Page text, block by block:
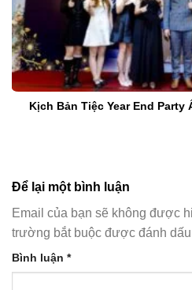
Kịch Bản Tiệc Year End
Để lại một bình luận
Email của bạn sẽ không được
trường bắt buộc được đánh dấu
Bình luận *